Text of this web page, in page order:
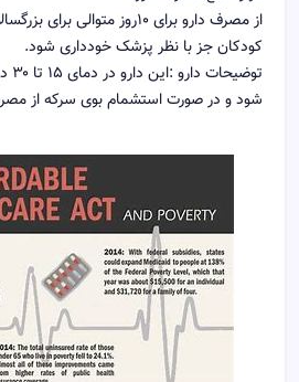
کودکان جز با نظر پزشک خودداری شود.
شود و در صورت استشمام بوی سرکه از